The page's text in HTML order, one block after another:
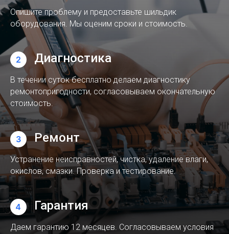
Опишите проблему и предоставьте шильдик
оборудования. Мы оценим сроки и стоимость.
Диагностика
В течении суток бесплатно делаем диагностику
ремонтопригодности, согласовываем окончательную
стоимость.
Ремонт
Устранение неисправностей, чистка, удаление влаги,
окислов, смазки. Проверка и тестирование.
Гарантия
Даем гарантию 12 месяцев. Согласовываем условия